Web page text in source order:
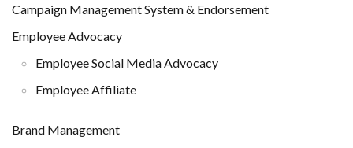
Campaign Management System & Endorsement
Employee Advocacy
Employee Social Media Advocacy
Employee Affiliate
Brand Management